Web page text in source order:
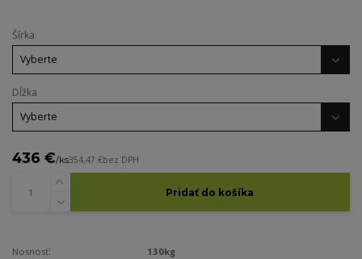
Šírka
Dĺžka
436 €/ks354,47 €bez DPH
Pridať do košíka
Nosnosť:
130kg